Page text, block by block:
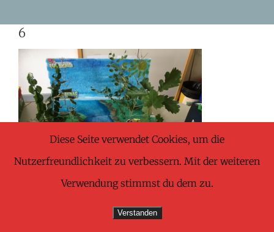
content
6
Diese Seite verwendet Cookies, um die
Nutzerfreundlichkeit zu verbessern. Mit der weiteren
Verwendung stimmst du dem zu.
Verstanden